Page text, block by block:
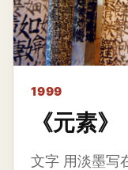
1999
《元素》
文字 用淡墨写